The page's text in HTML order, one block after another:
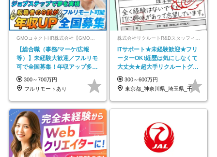
GMOコネクトHR株式会社【GMOインターネットグループ】
【総合職（事務/マーケ/広報
等）】未経験大歓迎／フルリモ
可で全国募集！年収アップ多数
★年休最大130日★
300～700万円
フルリモートあり
ITサポート★未経験歓迎★フリ
ーターOK!経歴は気にしなくて
大丈夫★超大手リクルートグル
ープの正社員/sg
300～600万円
東京都_神奈川県_埼玉県_千葉県_大阪府…